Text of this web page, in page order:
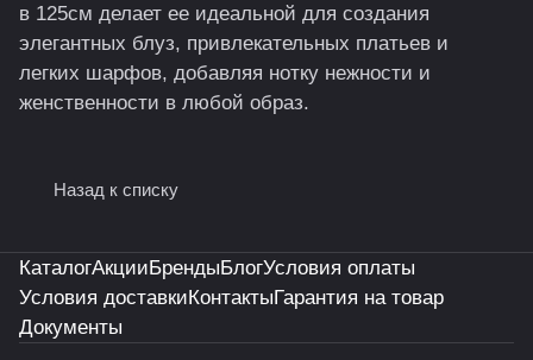
в 125см делает ее идеальной для создания
элегантных блуз, привлекательных платьев и
легких шарфов, добавляя нотку нежности и
женственности в любой образ.
Назад к списку
КаталогАкцииБрендыБлогУсловия оплаты
Условия доставкиКонтактыГарантия на товар
Документы